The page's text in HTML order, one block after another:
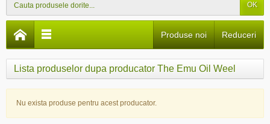
OK
Reduceri
Produse noi
Lista produselor dupa producator The Emu Oil Weel
Nu exista produse pentru acest producator.